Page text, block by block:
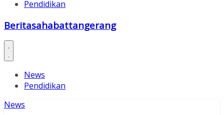
Pendidikan
Beritasahabattangerang
News
Pendidikan
News